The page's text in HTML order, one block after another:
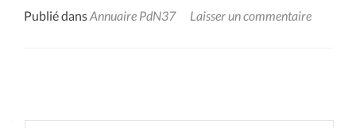
plus
Communes
Publié dansAnnuaire PdN37 Laisser un commentaire
navigation